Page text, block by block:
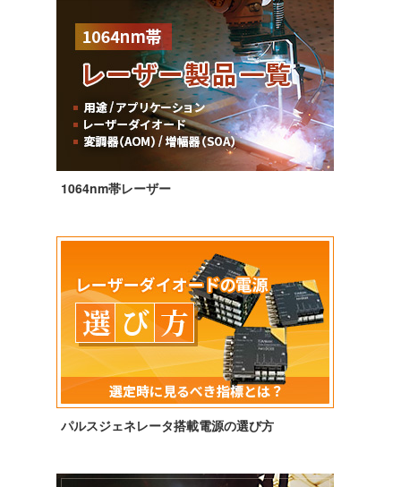
1064nm帯レーザー
パルスジェネレータ搭載電源の選び方